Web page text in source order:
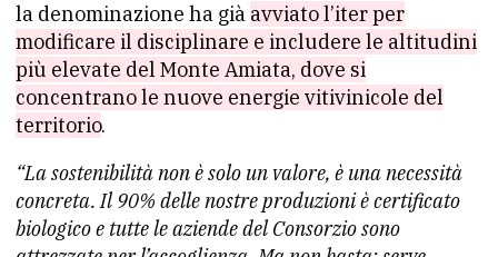
la denominazione ha già avviato l’iter per
modificare il disciplinare e includere le altitudini
più elevate del Monte Amiata, dove si
concentrano le nuove energie vitivinicole del
territorio.
“La sostenibilità non è solo un valore, è una necessità
concreta. Il 90% delle nostre produzioni è certificato
biologico e tutte le aziende del Consorzio sono